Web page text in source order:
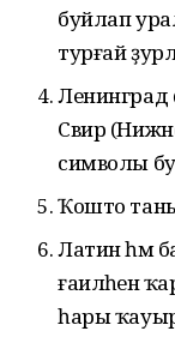
буйлап
турғай
Ленинград
Свир
символы
Ҡошто
Латин һәм
ғаиләһенә
һары